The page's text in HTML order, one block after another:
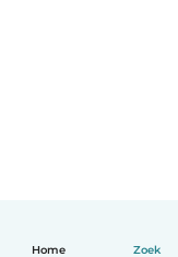
Home Zoek